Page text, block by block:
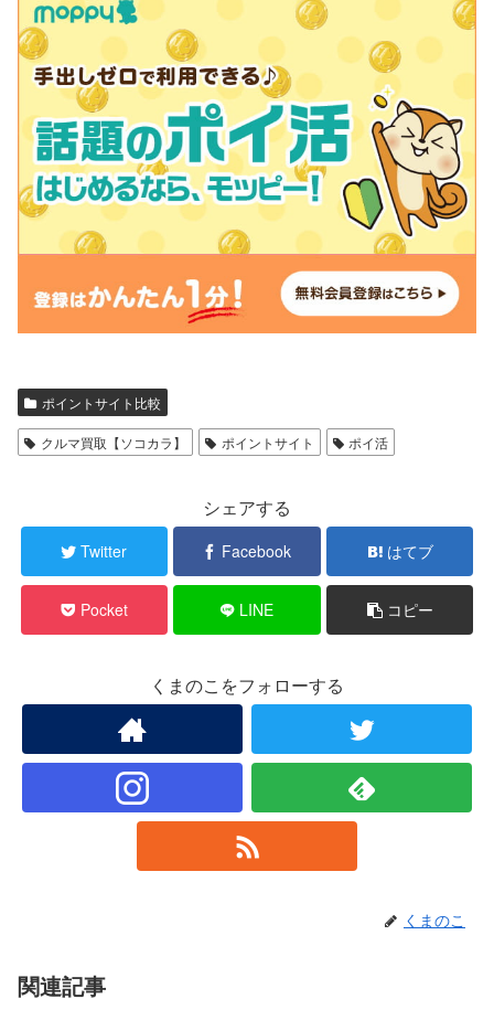
ポイントサイト比較
クルマ買取【ソコカラ】 ポイントサイト ポイ活
シェアする
Twitter Facebook はてブ
Pocket LINE コピー
くまのこをフォローする
くまのこ
関連記事